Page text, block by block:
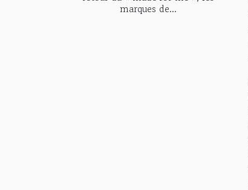
marques de...